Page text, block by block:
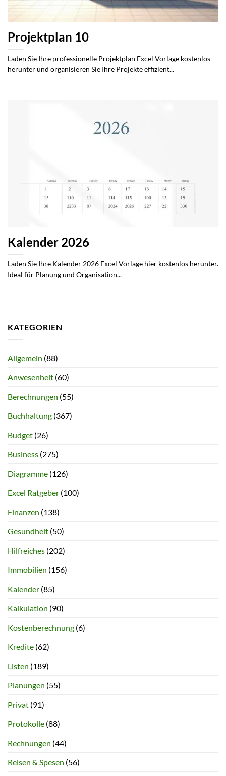
Projektplan 10
Laden Sie Ihre professionelle Projektplan Excel Vorlage kostenlos
herunter und organisieren Sie Ihre Projekte effizient...
Kalender 2026
Laden Sie Ihre Kalender 2026 Excel Vorlage hier kostenlos herunter.
Ideal für Planung und Organisation...
KATEGORIEN
Allgemein (88)
Anwesenheit (60)
Berechnungen (55)
Buchhaltung (367)
Budget (26)
Business (275)
Diagramme (126)
Excel Ratgeber (100)
Finanzen (138)
Gesundheit (50)
Hilfreiches (202)
Immobilien (156)
Kalender (85)
Kalkulation (90)
Kostenberechnung (6)
Kredite (62)
Listen (189)
Planungen (55)
Privat (91)
Protokolle (88)
Rechnungen (44)
Reisen & Spesen (56)